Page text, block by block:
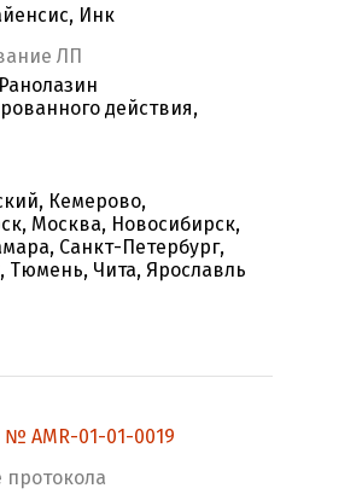
Инк
ЛП
действия,
Кемерово,
Москва, Новосибирск,
Санкт-Петербург,
Тюмень, Чита, Ярославль
№ AMR-01-01-0019
протокола